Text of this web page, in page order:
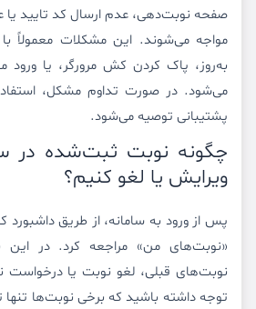
صفحه نوبت‌دهی، عدم ارسال کد تایید یا
مواجه می‌شوند. این مشکلات معمولاً با
به‌روز، پاک کردن کش مرورگر، یا ورود
پشتیبانی توصیه می‌شود.
چگونه نوبت ثبت‌شده در
ویرایش یا لغو کنیم؟
پس از ورود به سامانه، از طریق
«نوبت‌های من» مراجعه کرد. در
نوبت‌های قبلی، لغو نوبت یا درخواست
توجه داشته باشید که برخی نوبت‌ها